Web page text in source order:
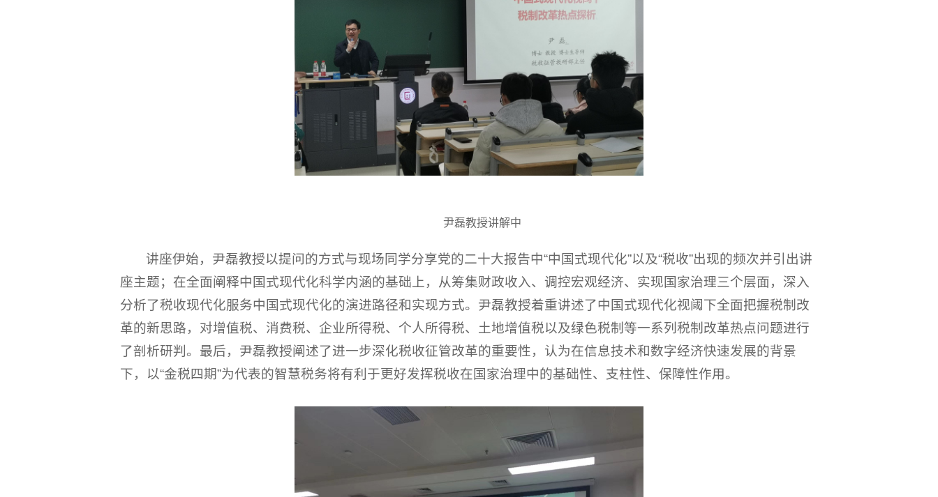
尹磊教授讲解中
讲座伊始，尹磊教授以提问的方式与现场同学分享党的二十大报告中“中国式现代化”以及“税收”出现的频次并引出讲
座主题；在全面阐释中国式现代化科学内涵的基础上，从筹集财政收入、调控宏观经济、实现国家治理三个层面，深入
分析了税收现代化服务中国式现代化的演进路径和实现方式。尹磊教授着重讲述了中国式现代化视阈下全面把握税制改
革的新思路，对增值税、消费税、企业所得税、个人所得税、土地增值税以及绿色税制等一系列税制改革热点问题进行
了剖析研判。最后，尹磊教授阐述了进一步深化税收征管改革的重要性，认为在信息技术和数字经济快速发展的背景
下，以“金税四期”为代表的智慧税务将有利于更好发挥税收在国家治理中的基础性、支柱性、保障性作用。